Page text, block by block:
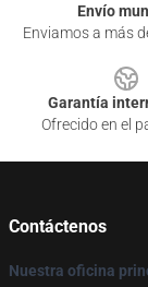
Envío
Enviamos a más
Garantía
Ofrecido en el
Contáctenos
Nuestra oficina